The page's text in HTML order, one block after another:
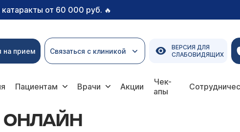
от 60 000 руб. 🔥
на прием Связаться с клиникой
ВЕРСИЯ ДЛЯ
СЛАБОВИДЯЩИХ
Пациентам Врачи Акции
Чек-
апы
ОНЛАЙН